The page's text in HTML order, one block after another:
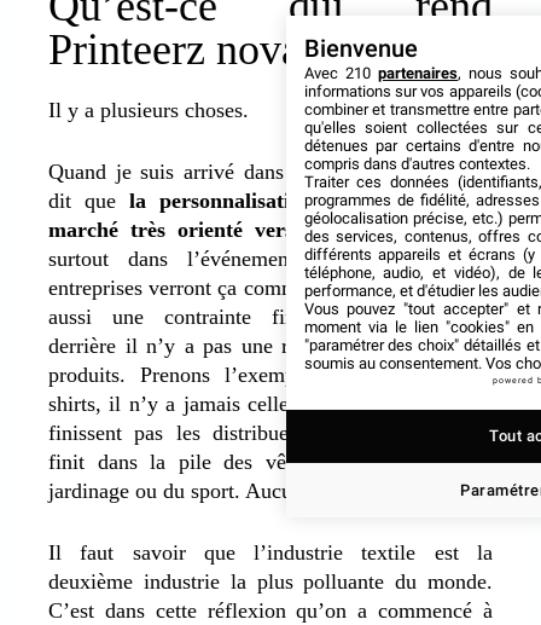
Printeerz novateur ?
Il y a plusieurs choses.
Quand je suis arrivé dans le textile, Florian m’a
dit que la personnalisation de textile est un
marché très orienté vers le cheap(pas cher)
surtout dans l’événementiel. La plupart des
entreprises verront ça comme une obligation, mais
aussi une contrainte financière. Et souvent
derrière il n’y a pas une réelle utilisation de ces
produits. Prenons l’exemple des tailles des t-
shirts, il n’y a jamais celle qui convient, les gens
finissent pas les distribuer aléatoirement, et ça
finit dans la pile des vêtements pour faire du
jardinage ou du sport. Aucun intérêt donc.
Il faut savoir que l’industrie textile est la
deuxième industrie la plus polluante du monde.
C’est dans cette réflexion qu’on a commencé à
Bienvenue
Avec 210 partenaires, nous
informations sur vos appareils
combiner et transmettre entre
qu'elles soient collectées sur
détenues par certains d'entre
compris dans d'autres contextes.
Traiter ces données
programmes de fidélité,
géolocalisation précise, etc.)
des services, contenus, offres
différents appareils et écrans (y
téléphone, audio, et vidéo), de
performance, et d'étudier les
Vous pouvez "tout accepter" et
moment via le lien "cookies" en
"paramétrer des choix" détaillés
soumis au consentement. Vos
powered
Tout